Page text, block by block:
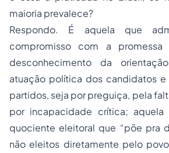
maioria prevalece?
Respondo. É aquela que
compromisso com a
desconhecimento da
atuação política dos candidatos
partidos, seja por preguiça, pela
por incapacidade crítica;
quociente eleitoral que “põe pra
não eleitos diretamente pelo